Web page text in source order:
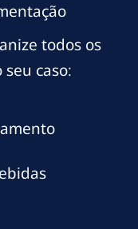
todos os
caso: